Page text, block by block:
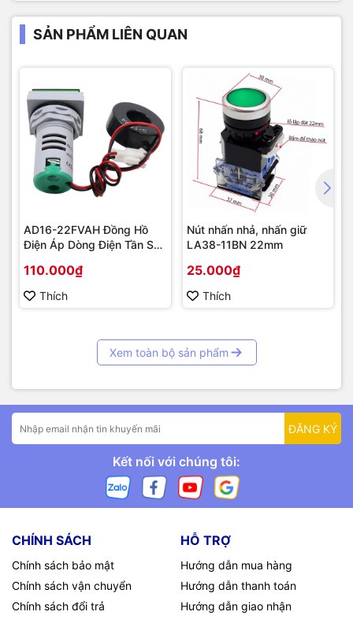
SẢN PHẨM LIÊN QUAN
AD16-22FVAH Đồng Hồ
Điện Áp Dòng Điện Tần Số
110.000₫
Thích
Nút nhấn nhả, nhấn giữ
LA38-11BN 22mm
25.000₫
Thích
Xem toàn bộ sản phẩm
ĐĂNG KÝ
Kết nối với chúng tôi:
CHÍNH SÁCH
Chính sách bảo mật
Chính sách vận chuyển
Chính sách đổi trả
HỖ TRỢ
Hướng dẫn mua hàng
Hướng dẫn thanh toán
Hướng dẫn giao nhận